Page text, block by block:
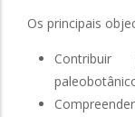
Os principais